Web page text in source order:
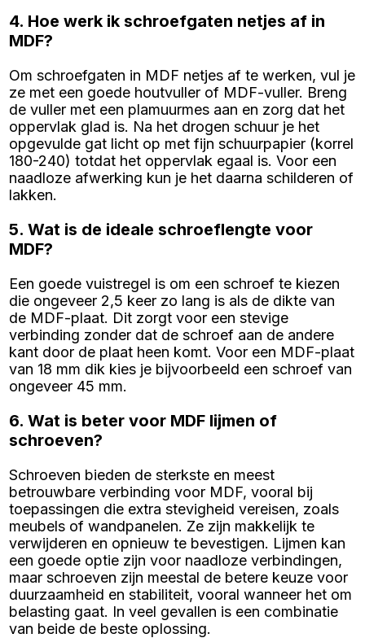
4. Hoe werk ik schroefgaten netjes af in
MDF?
Om schroefgaten in MDF netjes af te werken, vul je
ze met een goede houtvuller of MDF-vuller. Breng
de vuller met een plamuurmes aan en zorg dat het
oppervlak glad is. Na het drogen schuur je het
opgevulde gat licht op met fijn schuurpapier (korrel
180-240) totdat het oppervlak egaal is. Voor een
naadloze afwerking kun je het daarna schilderen of
lakken.
5. Wat is de ideale schroeflengte voor
MDF?
Een goede vuistregel is om een schroef te kiezen
die ongeveer 2,5 keer zo lang is als de dikte van
de MDF-plaat. Dit zorgt voor een stevige
verbinding zonder dat de schroef aan de andere
kant door de plaat heen komt. Voor een MDF-plaat
van 18 mm dik kies je bijvoorbeeld een schroef van
ongeveer 45 mm.
6. Wat is beter voor MDF lijmen of
schroeven?
Schroeven bieden de sterkste en meest
betrouwbare verbinding voor MDF, vooral bij
toepassingen die extra stevigheid vereisen, zoals
meubels of wandpanelen. Ze zijn makkelijk te
verwijderen en opnieuw te bevestigen. Lijmen kan
een goede optie zijn voor naadloze verbindingen,
maar schroeven zijn meestal de betere keuze voor
duurzaamheid en stabiliteit, vooral wanneer het om
belasting gaat. In veel gevallen is een combinatie
van beide de beste oplossing.